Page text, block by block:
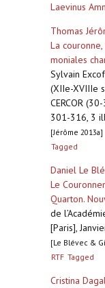
Laevinus
Thomas
La
moniales
Sylvain
(XIIe-XVIIIe
CERCOR
301-316, 3
[Jérôme 2013a]
Tagged
Daniel Le
Le
Quarton.
de
[Paris],
[Le Blévec &
RTF Tagged
Cristina